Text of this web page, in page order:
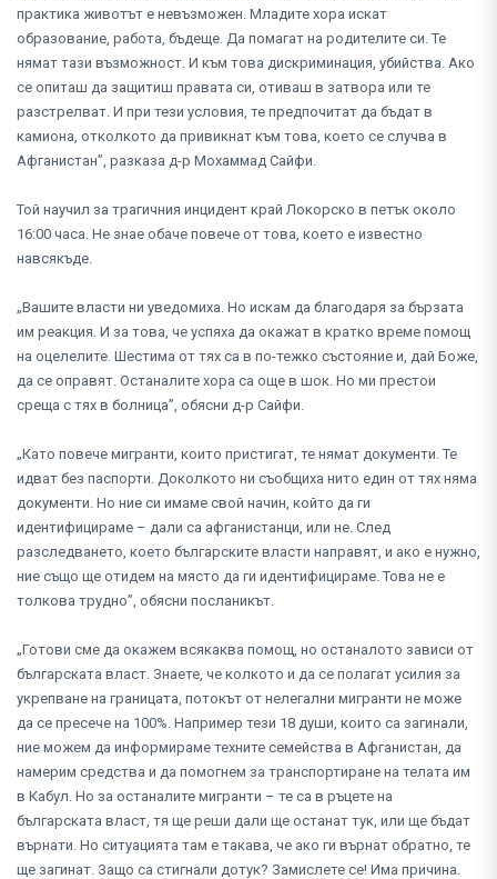
практика животът е невъзможен. Младите хора искат
образование, работа, бъдеще. Да помагат на родителите си. Те
нямат тази възможност. И към това дискриминация, убийства. Ако
се опиташ да защитиш правата си, отиваш в затвора или те
разстрелват. И при тези условия, те предпочитат да бъдат в
камиона, отколкото да привикнат към това, което се случва в
Афганистан”, разказа д-р Мохаммад Сайфи.
Той научил за трагичния инцидент край Локорско в петък около
16:00 часа. Не знае обаче повече от това, което е известно
навсякъде.
„Вашите власти ни уведомиха. Но искам да благодаря за бързата
им реакция. И за това, че успяха да окажат в кратко време помощ
на оцелелите. Шестима от тях са в по-тежко състояние и, дай Боже,
да се оправят. Останалите хора са още в шок. Но ми престои
среща с тях в болница”, обясни д-р Сайфи.
„Като повече мигранти, които пристигат, те нямат документи. Те
идват без паспорти. Доколкото ни съобщиха нито един от тях няма
документи. Но ние си имаме свой начин, който да ги
идентифицираме – дали са афганистанци, или не. След
разследването, което българските власти направят, и ако е нужно,
ние също ще отидем на място да ги идентифицираме. Това не е
толкова трудно”, обясни посланикът.
„Готови сме да окажем всякаква помощ, но останалото зависи от
българската власт. Знаете, че колкото и да се полагат усилия за
укрепване на границата, потокът от нелегални мигранти не може
да се пресече на 100%. Например тези 18 души, които са загинали,
ние можем да информираме техните семейства в Афганистан, да
намерим средства и да помогнем за транспортиране на телата им
в Кабул. Но за останалите мигранти – те са в ръцете на
българската власт, тя ще реши дали ще останат тук, или ще бъдат
върнати. Но ситуацията там е такава, че ако ги върнат обратно, те
ще загинат. Защо са стигнали дотук? Замислете се! Има причина.